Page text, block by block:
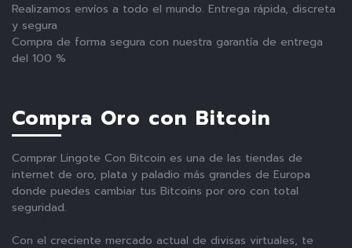
Realizamos envíos a todo el mundo. Entrega rápida, discreta
y segura
Compra de forma segura con nuestra garantía de entrega
del 100 %
Compra Oro con Bitcoin
Comprar Lingote Con Bitcoin es una de las tiendas de
internet de oro, plata y paladio más grandes de Europa
donde puedes cambiar tus Bitcoins por oro con total
seguridad.
Con el creciente mercado actual de divisas virtuales, te